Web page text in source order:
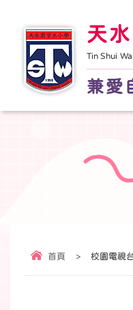
天
Tin Shui
兼愛
首頁 > 校園電視